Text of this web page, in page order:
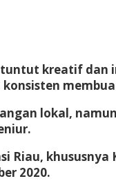
kreatif
lokal,
2020.